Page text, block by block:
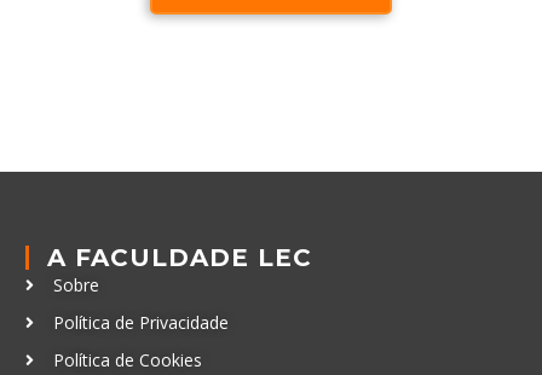
A FACULDADE LEC
Sobre
Política de Privacidade
Política de Cookies